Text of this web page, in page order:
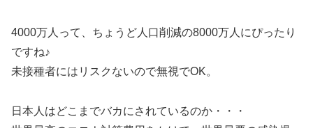
4000万人って、ちょうど人口削減の8000万人にぴったり
ですね♪
未接種者にはリスクないので無視でOK。
日本人はどこまでバカにされているのか・・・